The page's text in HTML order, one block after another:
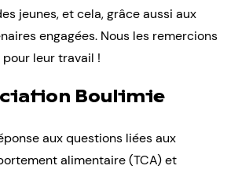
jeunes, et cela, grâce aussi aux
engagées. Nous les remercions
leur travail !
Boulimie
aux questions liées aux
alimentaire (TCA) et